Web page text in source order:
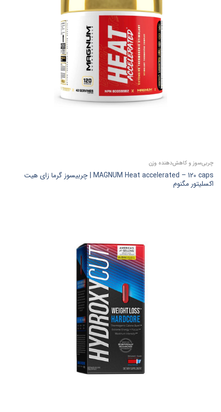
چربی‌سوز و کاهش‌دهنده وزن
MAGNUM Heat accelerated – 120 caps | چربیسوز گرما زای هیت
اکسلیتور مگنوم